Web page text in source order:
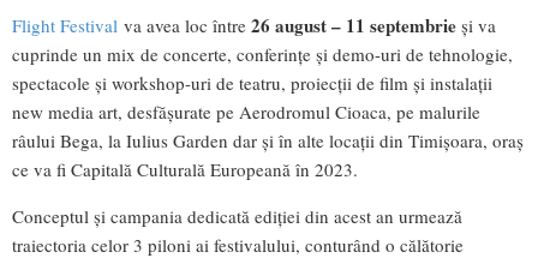
Flight Festival va avea loc între 26 august – 11 septembrie și va
cuprinde un mix de concerte, conferințe și demo-uri de tehnologie,
spectacole și workshop-uri de teatru, proiecții de film și instalații
new media art, desfășurate pe Aerodromul Cioaca, pe malurile
râului Bega, la Iulius Garden dar și în alte locații din Timișoara, oraș
ce va fi Capitală Culturală Europeană în 2023.
Conceptul și campania dedicată ediției din acest an urmează
traiectoria celor 3 piloni ai festivalului, conturând o călătorie